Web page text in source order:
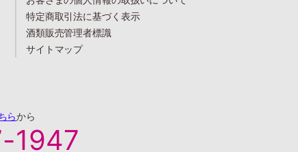
特定商取引法に基づく表示
酒類販売管理者標識
サイトマップ
らから
1947